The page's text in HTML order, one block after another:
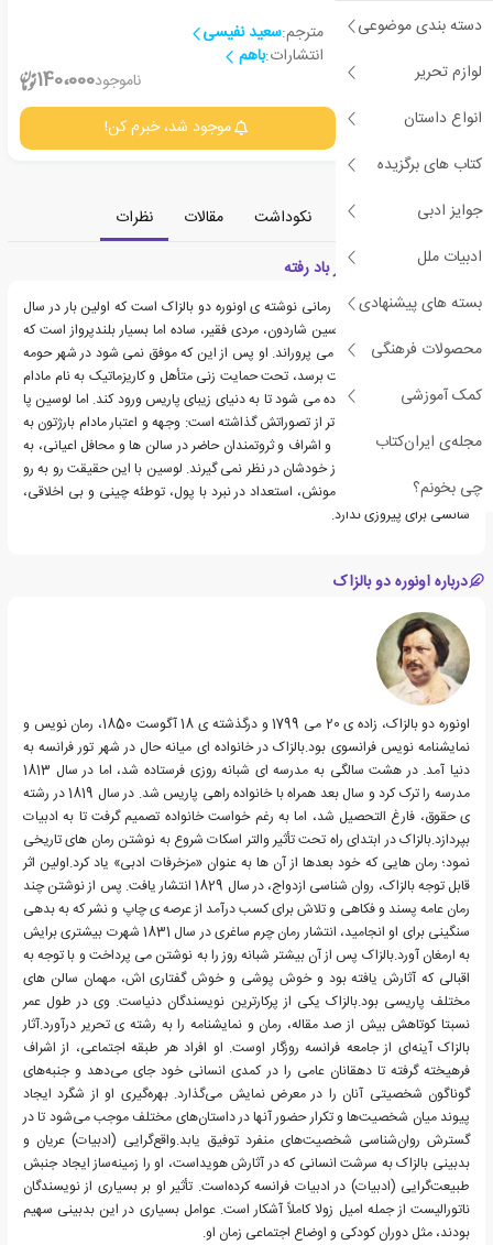
دسته بندی موضوعی
لوازم تحریر
انواع داستان
کتاب های برگزیده
جوایز ادبی
ادبیات ملل
بسته های پیشنهادی
محصولات فرهنگی
کمک آموزشی
مجله‌ی ایران‌کتاب
چی بخونم؟
مترجم:سعید نفیسی
انتشارات:باهم
ناموجود140،000
جزئیات موجود شد، خبرم کن!
معرفی دسته‌بندی نکوداشت مقالات
نظرات
معرفی کتاب آرزوهای بر باد رفته
کتاب آرزوهای بر باد رفته، رمانی نوشته ی اونوره دو بالزاک است که اولین بار در سال
1837 به انتشار رسید. لوسین شاردون، مردی فقیر، ساده اما بسیار بلندپرواز است که
آرزوی شاعر شدن را در سر می پروراند. او پس از این که موفق نمی شود در شهر حومه
ای و دلگیر خود به موفقیت برسد، تحت حمایت زنی متأهل و کاریزماتیک به نام مادام
بارژتون قرار می گیرد و آماده می شود تا به دنیای زیبای پاریس ورود کند. اما لوسین پا
به دنیایی بسیار خطرناک تر از تصوراتش گذاشته است: وجهه و اعتبار مادام بارژتون به
گونه ای زیر سوال می رود و اشراف و ثروتمندان حاضر در سالن ها و محافل اعیانی، به
هیچ وجه لوسین را یکی از خودشان در نظر نمی گیرند. لوسین با این حقیقت رو به رو
می شود که در دنیای پیرامونش، استعداد در نبرد با پول، توطئه چینی و بی اخلاقی،
شانسی برای پیروزی ندارد.
درباره اونوره دو بالزاک
اونوره دو بالزاک، زاده ی 20 می 1799 و درگذشته ی 18 آگوست 1850، رمان نویس و
نمایشنامه نویس فرانسوی بود.بالزاک در خانواده ای میانه حال در شهر تور فرانسه به
دنیا آمد. در هشت سالگی به مدرسه ای شبانه روزی فرستاده شد، اما در سال 1813
مدرسه را ترک کرد و سال بعد همراه با خانواده راهی پاریس شد. در سال 1819 در رشته
ی حقوق، فارغ التحصیل شد، اما به رغم خواست خانواده تصمیم گرفت تا به ادبیات
بپردازد.بالزاک در ابتدای راه تحت تأثیر والتر اسکات شروع به نوشتن رمان های تاریخی
نمود؛ رمان هایی که خود بعدها از آن ها به عنوان «مزخرفات ادبی» یاد کرد.اولین اثر
قابل توجه بالزاک، روان شناسی ازدواج، در سال 1829 انتشار یافت. پس از نوشتن چند
رمان عامه پسند و فکاهی و تلاش برای کسب درآمد از عرصه ی چاپ و نشر که به بدهی
سنگینی برای او انجامید، انتشار رمان چرم ساغری در سال 1831 شهرت بیشتری برایش
به ارمغان آورد.بالزاک پس از آن بیشتر شبانه روز را به نوشتن می پرداخت و با توجه به
اقبالی که آثارش یافته بود و خوش پوشی و خوش گفتاری اش، مهمان سالن های
مختلف پاریسی بود.بالزاک یکی از پرکارترین نویسندگان دنیاست. وی در طول عمر
نسبتا کوتاهش بیش از صد مقاله، رمان و نمایشنامه را به رشته ی تحریر درآورد.آثار
بالزاک آینه‌ای از جامعه فرانسه روزگار اوست. او افراد هر طبقه اجتماعی، از اشراف
فرهیخته گرفته تا دهقانان عامی را در کمدی انسانی خود جای می‌دهد و جنبه‌های
گوناگون شخصیتی آنان را در معرض نمایش می‌گذارد. بهره‌گیری او از شگرد ایجاد
پیوند میان شخصیت‌ها و تکرار حضور آنها در داستان‌های مختلف موجب می‌شود تا در
گسترش روان‌شناسی شخصیت‌های منفرد توفیق یابد.واقع‌گرایی (ادبیات) عریان و
بدبینی بالزاک به سرشت انسانی که در آثارش هویداست، او را زمینه‌ساز ایجاد جنبش
طبیعت‌گرایی (ادبیات) در ادبیات فرانسه کرده‌است. تأثیر او بر بسیاری از نویسندگان
ناتورالیست از جمله امیل زولا کاملاً آشکار است. عوامل بسیاری در این بدبینی سهیم
بودند، مثل دوران کودکی و اوضاع اجتماعی زمان او.